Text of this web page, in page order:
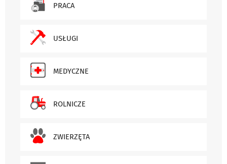
PRACA
USŁUGI
MEDYCZNE
ROLNICZE
ZWIERZĘTA